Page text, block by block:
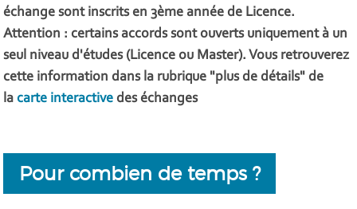
échange sont inscrits en 3ème année de Licence.
Attention : certains accords sont ouverts uniquement à un
seul niveau d'études (Licence ou Master). Vous retrouverez
cette information dans la rubrique "plus de détails" de
lacarte interactive des échanges
Pour combien de temps ?